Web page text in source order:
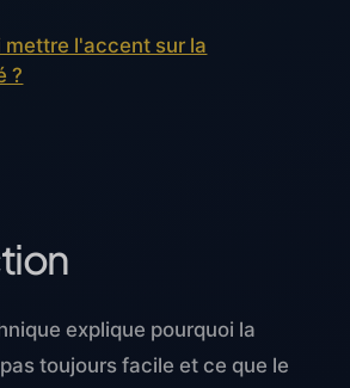
mettre l'accent sur la
?
explique pourquoi la
toujours facile et ce que le